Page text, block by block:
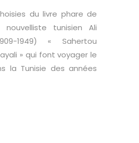
du livre phare de
nouvelliste tunisien Ali
1949) « Sahertou
» qui font voyager le
la Tunisie des années